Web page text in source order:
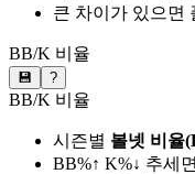
큰 차이가 있으면
BB/K 비율
💾 ?
BB/K 비율
시즌별 볼넷 비율
BB%↑ K%↓ 추세